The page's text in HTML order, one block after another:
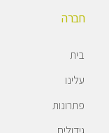
חברה
בית
עלינו
פתרונות